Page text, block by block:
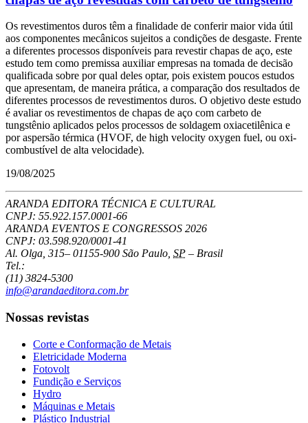
Os revestimentos duros têm a finalidade de conferir maior vida útil
aos componentes mecânicos sujeitos a condições de desgaste. Frente
a diferentes processos disponíveis para revestir chapas de aço, este
estudo tem como premissa auxiliar empresas na tomada de decisão
qualificada sobre por qual deles optar, pois existem poucos estudos
que apresentam, de maneira prática, a comparação dos resultados de
diferentes processos de revestimentos duros. O objetivo deste estudo
é avaliar os revestimentos de chapas de aço com carbeto de
tungstênio aplicados pelos processos de soldagem oxiacetilênica e
por aspersão térmica (HVOF, de high velocity oxygen fuel, ou oxi-
combustível de alta velocidade).
19/08/2025
ARANDA EDITORA TÉCNICA E CULTURAL
CNPJ: 55.922.157.0001-66
ARANDA EVENTOS E CONGRESSOS 2026
CNPJ: 03.598.920/0001-41
Al. Olga, 315– 01155-900 São Paulo, SP – Brasil
Tel.:
(11) 3824-5300
info@arandaeditora.com.br
Nossas revistas
Corte e Conformação de Metais
Eletricidade Moderna
Fotovolt
Fundição e Serviços
Hydro
Máquinas e Metais
Plástico Industrial